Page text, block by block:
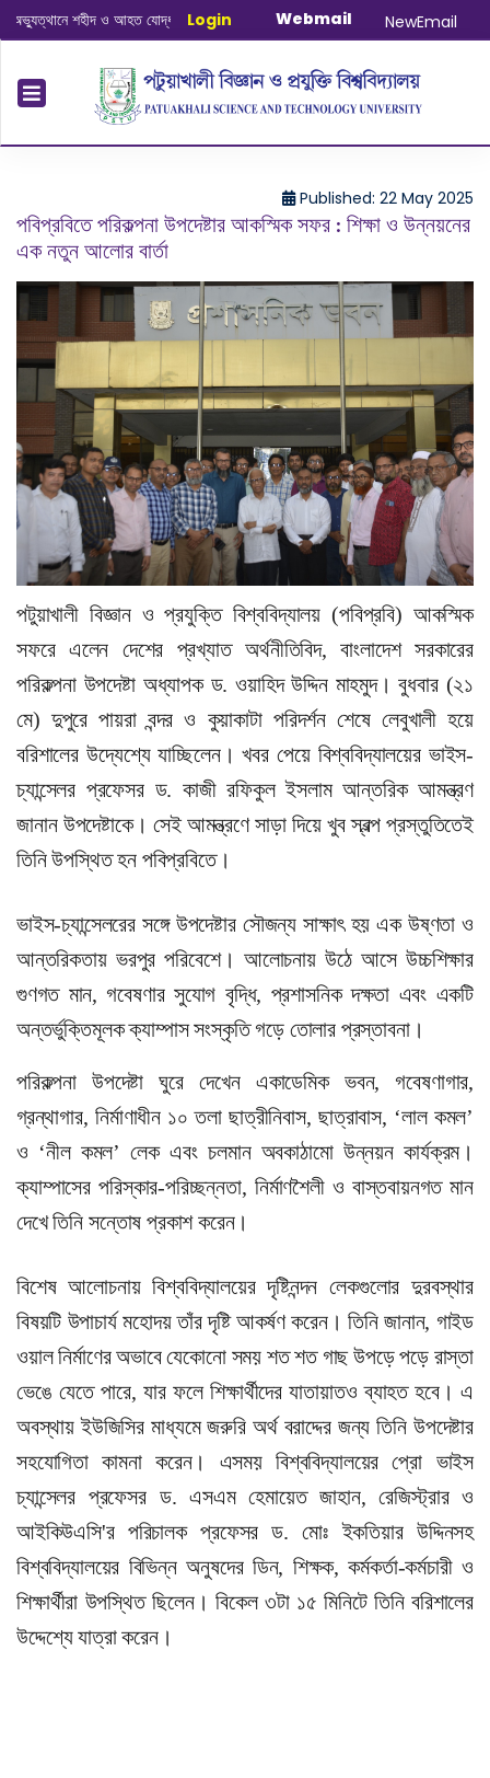
শহীদ ও আহত যোদ্ধাদের স্মরণে আলোচনা সভা ও দোয়া অনুষ্ঠান সংক্রান্ত|
Login Webmail NewEmail
Published: 22 May 2025
পবিপ্রবিতে পরিকল্পনা উপদেষ্টার আকস্মিক সফর : শিক্ষা ও উন্নয়নের
এক নতুন আলোর বার্তা
পটুয়াখালী বিজ্ঞান ও প্রযুক্তি বিশ্ববিদ্যালয় (পবিপ্রবি) আকস্মিক
সফরে এলেন দেশের প্রখ্যাত অর্থনীতিবিদ, বাংলাদেশ সরকারের
পরিকল্পনা উপদেষ্টা অধ্যাপক ড. ওয়াহিদ উদ্দিন মাহমুদ। বুধবার (২১
মে) দুপুরে পায়রা বন্দর ও কুয়াকাটা পরিদর্শন শেষে লেবুখালী হয়ে
বরিশালের উদ্যেশ্যে যাচ্ছিলেন। খবর পেয়ে বিশ্ববিদ্যালয়ের ভাইস-
চ্যান্সেলর প্রফেসর ড. কাজী রফিকুল ইসলাম আন্তরিক আমন্ত্রণ
জানান উপদেষ্টাকে। সেই আমন্ত্রণে সাড়া দিয়ে খুব স্বল্প প্রস্তুতিতেই
তিনি উপস্থিত হন পবিপ্রবিতে।
ভাইস-চ্যান্সেলরের সঙ্গে উপদেষ্টার সৌজন্য সাক্ষাৎ হয় এক উষ্ণতা ও
আন্তরিকতায় ভরপুর পরিবেশে। আলোচনায় উঠে আসে উচ্চশিক্ষার
গুণগত মান, গবেষণার সুযোগ বৃদ্ধি, প্রশাসনিক দক্ষতা এবং একটি
অন্তর্ভুক্তিমূলক ক্যাম্পাস সংস্কৃতি গড়ে তোলার প্রস্তাবনা।
পরিকল্পনা উপদেষ্টা ঘুরে দেখেন একাডেমিক ভবন, গবেষণাগার,
গ্রন্থাগার, নির্মাণাধীন ১০ তলা ছাত্রীনিবাস, ছাত্রাবাস, ‘লাল কমল’
ও ‘নীল কমল’ লেক এবং চলমান অবকাঠামো উন্নয়ন কার্যক্রম।
ক্যাম্পাসের পরিস্কার-পরিচ্ছন্নতা, নির্মাণশৈলী ও বাস্তবায়নগত মান
দেখে তিনি সন্তোষ প্রকাশ করেন।
বিশেষ আলোচনায় বিশ্ববিদ্যালয়ের দৃষ্টিনন্দন লেকগুলোর দুরবস্থার
বিষয়টি উপাচার্য মহোদয় তাঁর দৃষ্টি আকর্ষণ করেন। তিনি জানান, গাইড
ওয়াল নির্মাণের অভাবে যেকোনো সময় শত শত গাছ উপড়ে পড়ে রাস্তা
ভেঙে যেতে পারে, যার ফলে শিক্ষার্থীদের যাতায়াতও ব্যাহত হবে। এ
অবস্থায় ইউজিসির মাধ্যমে জরুরি অর্থ বরাদ্দের জন্য তিনি উপদেষ্টার
সহযোগিতা কামনা করেন। এসময় বিশ্ববিদ্যালয়ের প্রো ভাইস
চ্যান্সেলর প্রফেসর ড. এসএম হেমায়েত জাহান, রেজিস্ট্রার ও
আইকিউএসি'র পরিচালক প্রফেসর ড. মোঃ ইকতিয়ার উদ্দিনসহ
বিশ্ববিদ্যালয়ের বিভিন্ন অনুষদের ডিন, শিক্ষক, কর্মকর্তা-কর্মচারী ও
শিক্ষার্থীরা উপস্থিত ছিলেন। বিকেল ৩টা ১৫ মিনিটে তিনি বরিশালের
উদ্দেশ্যে যাত্রা করেন।